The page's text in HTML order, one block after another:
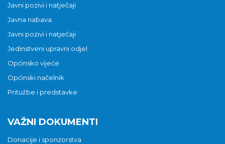
Javni pozivi i natječaji
Javna nabava
Javni pozivi i natječaji
Jedinstveni upravni odjel
Općinsko vijeće
Općinski načelnik
Pritužbe i predstavke
VAŽNI DOKUMENTI
Donacije i sponzorstva